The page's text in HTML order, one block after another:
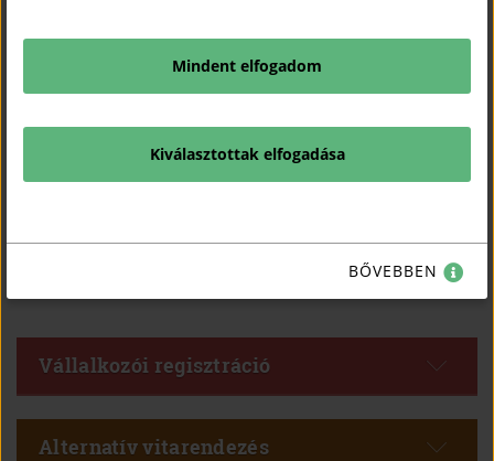
Külpiaci tevékenység
Vállalkozói regisztráció
Alternatív vitarendezés
Mindent elfogadom
Kiválasztottak elfogadása
BŐVEBBEN